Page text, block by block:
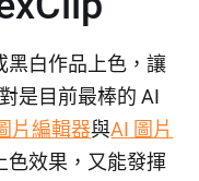
黑白作品上色，讓
是目前最棒的 AI
片編輯器與AI 圖片
色效果，又能發揮